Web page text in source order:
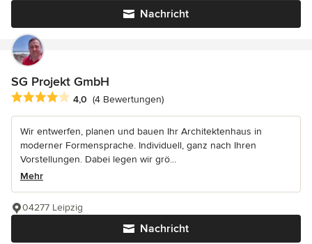
Nachricht
SG Projekt GmbH
Durchschnittliche Bewertung: 4 von 5 Sternen
4,0 (4 Bewertungen)
Wir entwerfen, planen und bauen Ihr Architektenhaus in
moderner Formensprache. Individuell, ganz nach Ihren
Vorstellungen. Dabei legen wir grö...
Mehr
Nachricht
04277 Leipzig